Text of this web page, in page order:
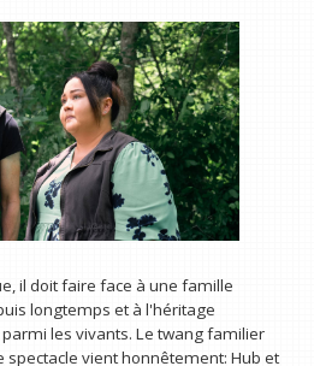
il doit faire face à une famille
longtemps et à l'héritage
les vivants. Le twang familier
spectacle vient honnêtement: Hub et